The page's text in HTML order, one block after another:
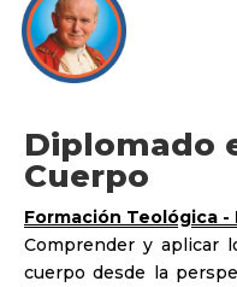
Diplomado
Cuerpo
Formación Teológica -
Comprender y aplicar
cuerpo desde la